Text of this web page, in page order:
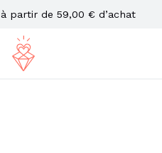
à partir de 59,00 € d’achat